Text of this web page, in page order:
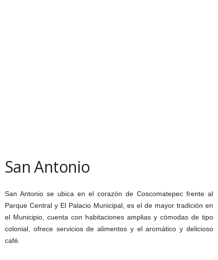
San Antonio
San Antonio se ubica en el corazón de Coscomatepec frente al
Parque Central y El Palacio Municipal, es el de mayor tradición en
el Municipio, cuenta con habitaciones amplias y cómodas de tipo
colonial, ofrece servicios de alimentos y el aromático y delicioso
café.